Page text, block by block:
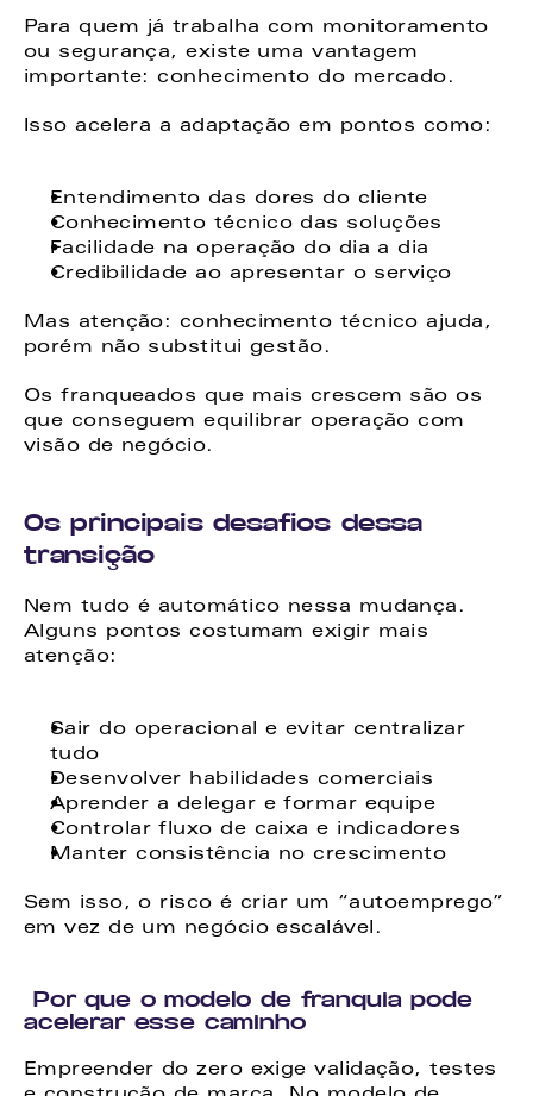
Para quem já trabalha com monitoramento
ou segurança, existe uma vantagem
importante: conhecimento do mercado.
Isso acelera a adaptação em pontos como:
Entendimento das dores do cliente
Conhecimento técnico das soluções
Facilidade na operação do dia a dia
Credibilidade ao apresentar o serviço
Mas atenção: conhecimento técnico ajuda,
porém não substitui gestão.
Os franqueados que mais crescem são os
que conseguem equilibrar operação com
visão de negócio.
Os principais desafios dessa
transição
Nem tudo é automático nessa mudança.
Alguns pontos costumam exigir mais
atenção:
Sair do operacional e evitar centralizar
tudo
Desenvolver habilidades comerciais
Aprender a delegar e formar equipe
Controlar fluxo de caixa e indicadores
Manter consistência no crescimento
Sem isso, o risco é criar um “autoemprego”
em vez de um negócio escalável.
acelerar esse caminho
Empreender do zero exige validação, testes